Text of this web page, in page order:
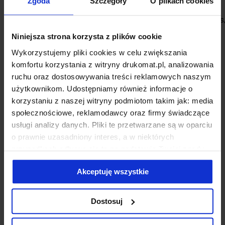
Niniejsza strona korzysta z plików cookie
Wykorzystujemy pliki cookies w celu zwiększania
komfortu korzystania z witryny drukomat.pl, analizowania
ruchu oraz dostosowywania treści reklamowych naszym
użytkownikom. Udostępniamy również informacje o
korzystaniu z naszej witryny podmiotom takim jak: media
społecznościowe, reklamodawcy oraz firmy świadczące
usługi analizy danych. Pliki te przetwarzane są w oparciu
o prawnie uzasadniony interes, a w niektórych
przypadkach odbywa się to na podstawie Twojej zgody.
Niektóre z plików cookies dostarczane i przetwarzane są
przez naszych zewnętrznych partnerów, z których listą
możesz zapoznać się poniżej. Klikając “Akceptuję
wszystkie” wyrażasz zgodę na użycie przez nas
(ciasteczek). Jeśli klikniesz "Odrzucam wszystkie",
Akceptuję wszystkie
Dostosuj
https://www.flickr.com/photos/krystiano/5321923043/
POLIGRAFIA
17 komentarzy
poprzedni post
WSZYSTKO, CO CHCIELIBYŚCIE O NAS
WIEDZIEĆ, ALE BALIŚCIE SIĘ ZAPYTAĆ.
następny post
CZARNO TO WIDZĘ, CZYLI SŁOWNIK POJĘĆ
POLIGRAFICZNYCH – CZĘŚĆ II.